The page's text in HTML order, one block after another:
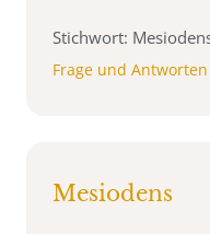
Stichwort:
Frage und
Mesiodens